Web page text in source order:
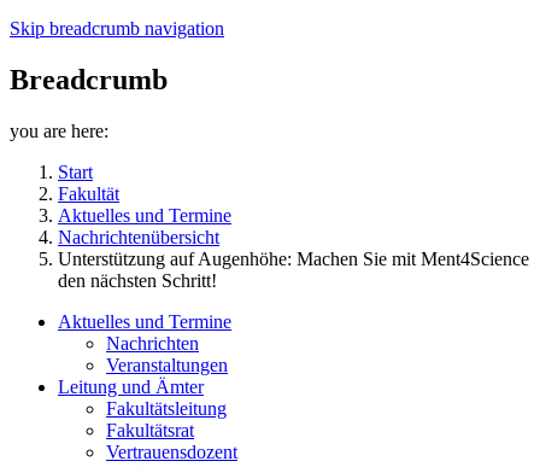
Skip breadcrumb navigation
Breadcrumb
you are here:
Start
Fakultät
Aktuelles und Termine
Nachrichtenübersicht
Unterstützung auf Augenhöhe: Machen Sie mit Ment4Science
den nächsten Schritt!
Aktuelles und Termine
Nachrichten
Veranstaltungen
Leitung und Ämter
Fakultätsleitung
Fakultätsrat
Vertrauensdozent